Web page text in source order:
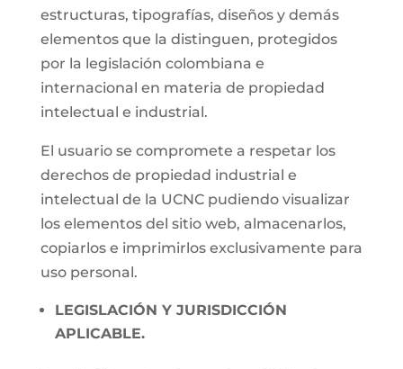
estructuras, tipografías, diseños y demás
elementos que la distinguen, protegidos
por la legislación colombiana e
internacional en materia de propiedad
intelectual e industrial.
El usuario se compromete a respetar los
derechos de propiedad industrial e
intelectual de la UCNC pudiendo visualizar
los elementos del sitio web, almacenarlos,
copiarlos e imprimirlos exclusivamente para
uso personal.
LEGISLACIÓN Y JURISDICCIÓN
APLICABLE.